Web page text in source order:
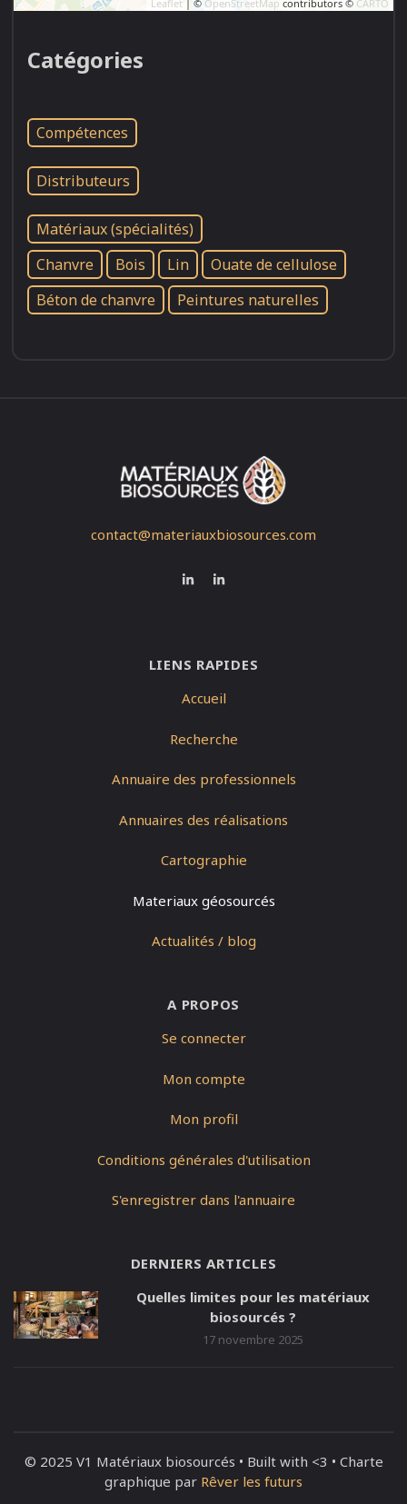
Leaflet | © OpenStreetMap contributors © CARTO
Catégories
Compétences
Distributeurs
Matériaux (spécialités)
Chanvre
Bois Lin
Ouate de cellulose
Béton de chanvre
Peintures naturelles
contact@materiauxbiosources.com
LIENS RAPIDES
Accueil
Recherche
Annuaire des professionnels
Annuaires des réalisations
Cartographie
Materiaux géosourcés
Actualités / blog
A PROPOS
Se connecter
Mon compte
Mon profil
Conditions générales d'utilisation
S'enregistrer dans l'annuaire
DERNIERS ARTICLES
Quelles limites pour les matériaux
biosourcés ?
17 novembre 2025
© 2025 V1 Matériaux biosourcés • Built with <3 • Charte
graphique par Rêver les futurs